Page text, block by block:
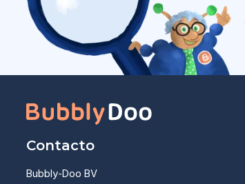
Contacto
Bubbly-Doo BV